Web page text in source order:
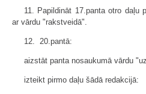
11. Papildināt 17.panta otro daļu
ar vārdu "rakstveidā".
12. 20.pantā:
aizstāt panta nosaukumā vārdu
izteikt pirmo daļu šādā redakcijā: